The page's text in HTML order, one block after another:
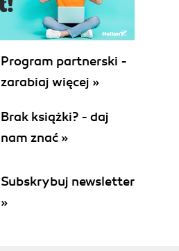
Program partnerski -
zarabiaj więcej »
Brak książki? - daj
nam znać »
Subskrybuj newsletter
»